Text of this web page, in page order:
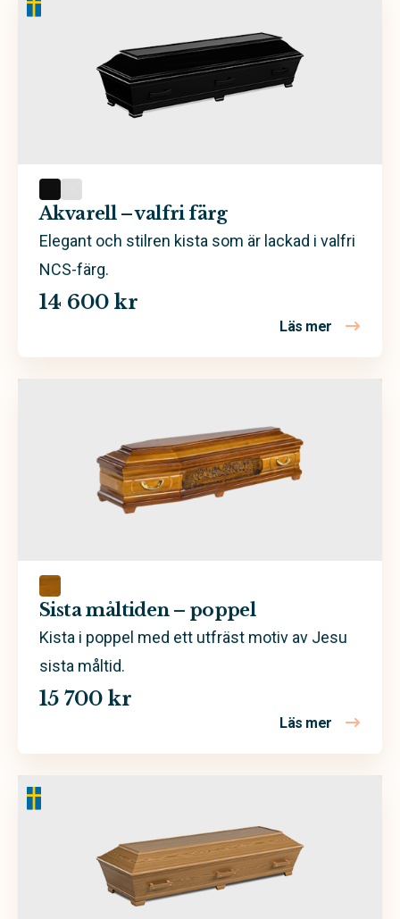
Brun
Sand
Trä
Valfri färg
Vit
Mdf
Poppel
Akvarell – valfri färg
Elegant och stilren kista som är lackad i valfri
NCS-färg.
14 600 kr
Läs mer om
Sista måltiden – poppel
Kista i poppel med ett utfräst motiv av Jesu
sista måltid.
15 700 kr
Läs mer om Sista